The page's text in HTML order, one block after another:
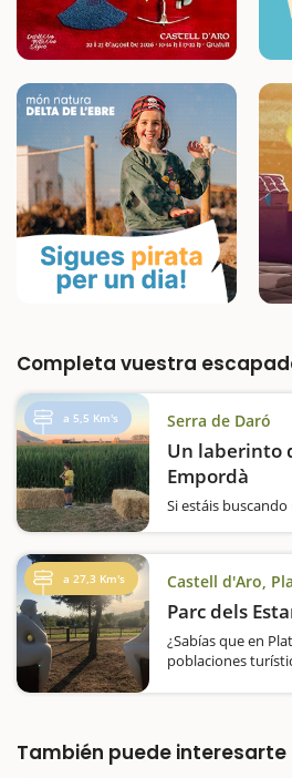
Completa vuestra
a 5,5 Km's Serra de Daró
Un laberinto
Empordà
Si estáis
salida. Aquí, la
El…
a 27,3 Km's Castell d'Aro,
Parc dels
¿Sabías que en
poblaciones
espacio…
También puede interesarte